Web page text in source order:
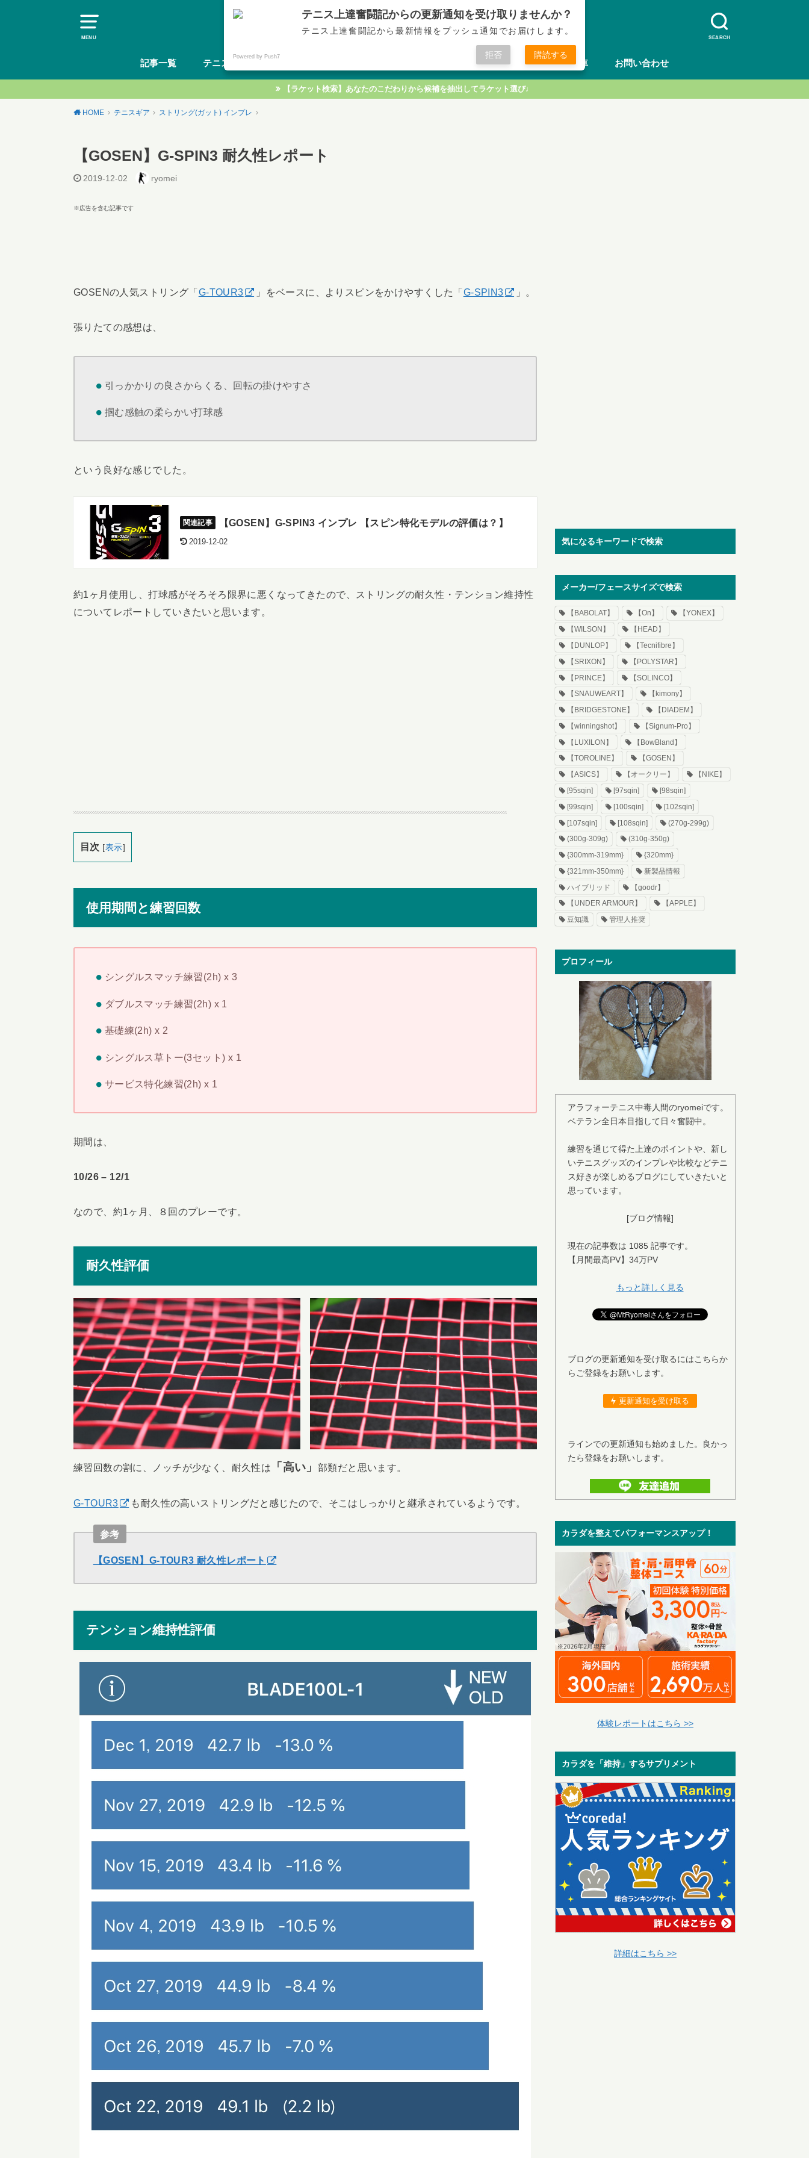
MENU SEARCH
テニス上達奮闘記
記事一覧 テニスギア テニス練習方法 車 お問い合わせ
【ラケット検索】あなたのこだわりから候補を抽出してラケット選び♩
HOME テニスギア ストリング(ガット) インプレ
【GOSEN】G-SPIN3 耐久性レポート
2019-12-02 ryomei
※広告を含む記事です
GOSENの人気ストリング「G-TOUR3 」をベースに、よりスピンをかけやすくした「G-SPIN3 」。
張りたての感想は、
引っかかりの良さからくる、回転の掛けやすさ
掴む感触の柔らかい打球感
という良好な感じでした。
【GOSEN】G-SPIN3 インプレ 【スピン特化モデルの評価は？】
2019-12-02
約1ヶ月使用し、打球感がそろそろ限界に悪くなってきたので、ストリングの耐久性・テンション維持性
についてレポートしていきたいと思います。
目次 [表示]
使用期間と練習回数
シングルスマッチ練習(2h) x 3
ダブルスマッチ練習(2h) x 1
基礎練(2h) x 2
シングルス草トー(3セット) x 1
サービス特化練習(2h) x 1
期間は、
10/26 – 12/1
なので、約1ヶ月、８回のプレーです。
耐久性評価
練習回数の割に、ノッチが少なく、耐久性は 「高い」 部類だと思います。
G-TOUR3 も耐久性の高いストリングだと感じたので、そこはしっかりと継承されているようです。
参考
【GOSEN】G-TOUR3 耐久性レポート
テンション維持性評価
気になるキーワードで検索
メーカー/フェースサイズで検索
【BABOLAT】 【On】
【YONEX】
【WILSON】
【HEAD】
【DUNLOP】
【Tecnifibre】
【SRIXON】
【POLYSTAR】
【PRINCE】
【SOLINCO】
【SNAUWEART】
【kimony】
【BRIDGESTONE】
【DIADEM】
【winningshot】
【Signum-Pro】
【LUXILON】
【BowBland】
【TOROLINE】
【GOSEN】
【ASICS】
【オークリー】
【NIKE】
[95sqin]
[97sqin]
[98sqin]
[99sqin]
[100sqin]
[102sqin]
[107sqin]
[108sqin]
(270g-299g)
(300g-309g)
(310g-350g)
{300mm-319mm}
{320mm}
{321mm-350mm}
新製品情報
ハイブリッド
【goodr】
【UNDER ARMOUR】
【APPLE】
豆知識
管理人推奨
プロフィール
アラフォーテニス中毒人間のryomeiです。
ベテラン全日本目指して日々奮闘中。
練習を通じて得た上達のポイントや、新し
いテニスグッズのインプレや比較などテニ
ス好きが楽しめるブログにしていきたいと
思っています。
[ブログ情報]
現在の記事数は 1085 記事です。
【月間最高PV】34万PV
もっと詳しく見る
ブログの更新通知を受け取るにはこちらか
らご登録をお願いします。
更新通知を受け取る
ラインでの更新通知も始めました。良かっ
たら登録をお願いします。
カラダを整えてパフォーマンスアップ！
体験レポートはこちら >>
カラダを「維持」するサプリメント
詳細はこちら >>
テニス上達奮闘記からの更新通知を受け取りませんか？
テニス上達奮闘記から最新情報をプッシュ通知でお届けします。
Powered by Push7 拒否 購読する